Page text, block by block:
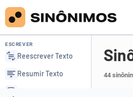
ESCREVER
Reescrever Texto
Resumir Texto 44